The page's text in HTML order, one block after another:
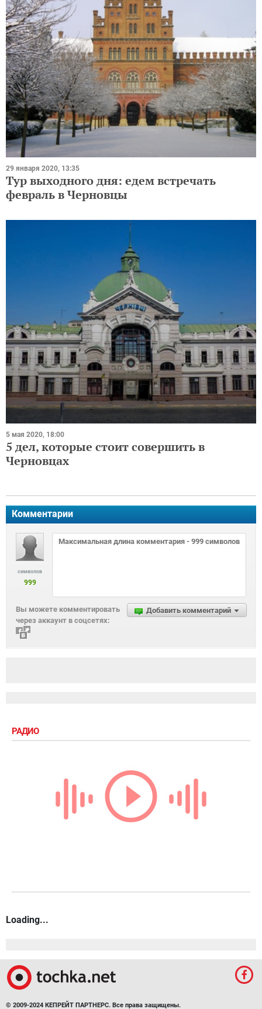
29 января 2020, 13:35
Тур выходного дня: едем встречать
февраль в Черновцы
5 мая 2020, 18:00
5 дел, которые стоит совершить в
Черновцах
Комментарии
символов
999
Добавить комментарий
Вы можете комментировать
через аккаунт в соцсетях:
РАДИО
Loading...
© 2009-2024 КЕПРЕЙТ ПАРТНЕРС. Все права защищены.